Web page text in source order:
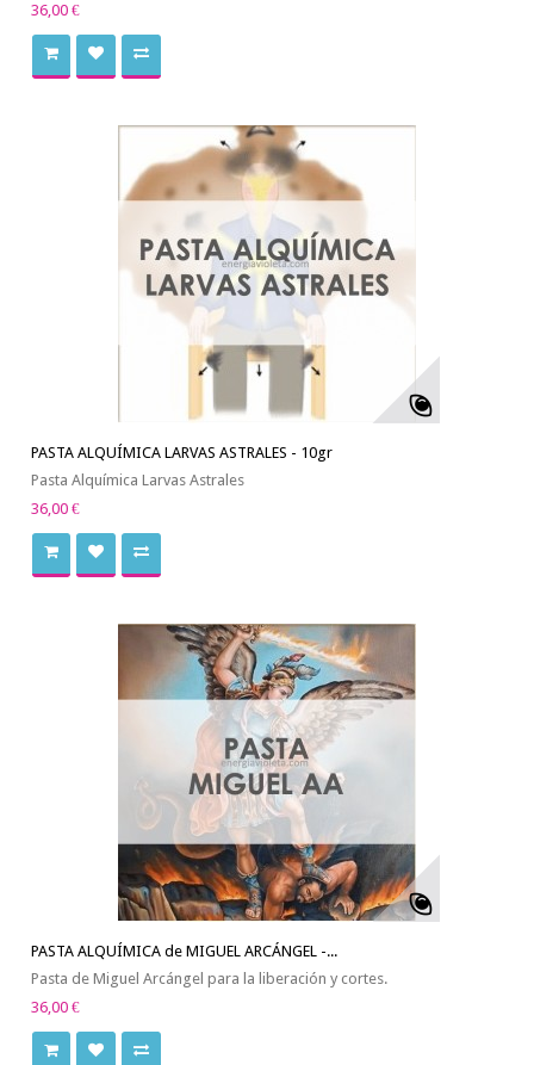
36,00 €
PASTA ALQUÍMICA LARVAS ASTRALES - 10gr
Pasta Alquímica Larvas Astrales
36,00 €
PASTA ALQUÍMICA de MIGUEL ARCÁNGEL -...
Pasta de Miguel Arcángel para la liberación y cortes.
36,00 €